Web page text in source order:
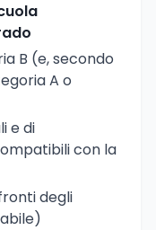
B (e, secondo
A o
e di
con la
degli